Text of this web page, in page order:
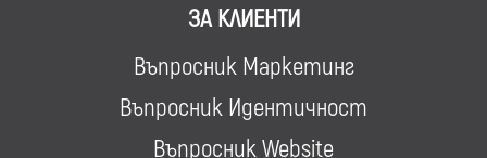
ЗА КЛИЕНТИ
Въпросник Маркетинг
Въпросник Идентичност
Въпросник Website